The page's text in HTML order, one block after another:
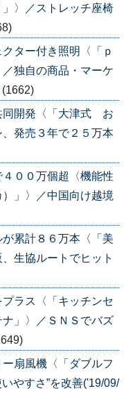
〉／ストレッチ座椅
ター付き照明〈「ｐ
独自の商品・マーケ
(1662)
同開発〈「大津式 お
発売３年で２５万本
００万個超〈機能性
」〉／中国向け越境
累計８６万本〈「美
生協ルートでヒット
ラス〈「キッチンセ
」〉／ＳＮＳでバズ
扇風機〈「ダブルフ
やすさ”を改善('19/09/